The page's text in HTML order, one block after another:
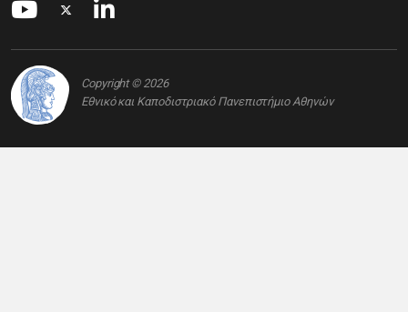
Copyright © 2026
Εθνικό και Καποδιστριακό Πανεπιστήμιο Αθηνών